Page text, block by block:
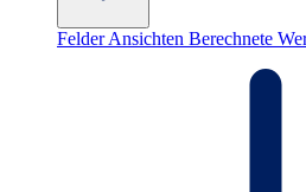
FelderAnsichten Berechnete